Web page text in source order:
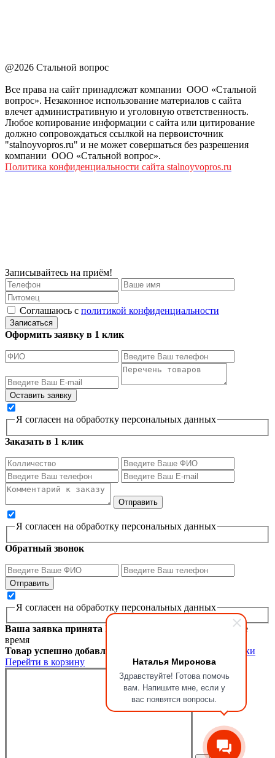
Наталья Миронова
Здравствуйте! Готова помочь
вам. Напишите мне, если у
вас появятся вопросы.
@2026 Стальной вопрос
Все права на сайт принадлежат компании ООО «Стальной
вопрос». Незаконное использование материалов с сайта
влечет административную и уголовную ответственность.
Любое копирование информации с сайта или цитирование
должно сопровождаться ссылкой на первоисточник
"stalnoyvopros.ru" и не может совершаться без разрешения
компании ООО «Стальной вопрос».
Политика конфиденциальности сайта stalnoyvopros.ru
Записывайтесь на приём!
Соглашаюсь с политикой конфиденциальности
Записаться
Оформить заявку в 1 клик
Я согласен на обработку персональных данных
Заказать в 1 клик
Я согласен на обработку персональных данных
Обратный звонок
Я согласен на обработку персональных данных
Ваша заявка принята Мы перезвоним вам в ближайшее
время
Товар успешно добавлен в корзину
Продолжить покупки
Перейти в корзину